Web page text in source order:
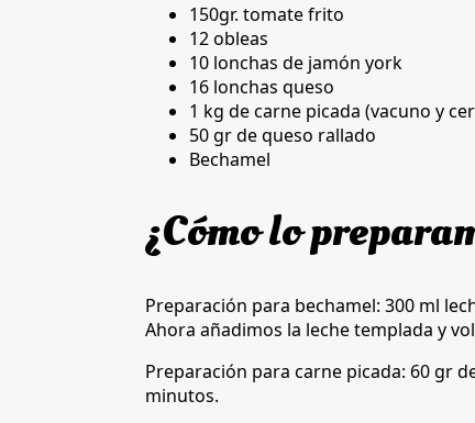
150gr. tomate frito
12 obleas
10 lonchas de jamón york
16 lonchas queso
1 kg de carne picada (vacuno y
50 gr de queso rallado
Bechamel
¿Cómo lo
Preparación para bechamel: 300 ml
Ahora añadimos la leche templada y
Preparación para carne picada: 60 gr
minutos.